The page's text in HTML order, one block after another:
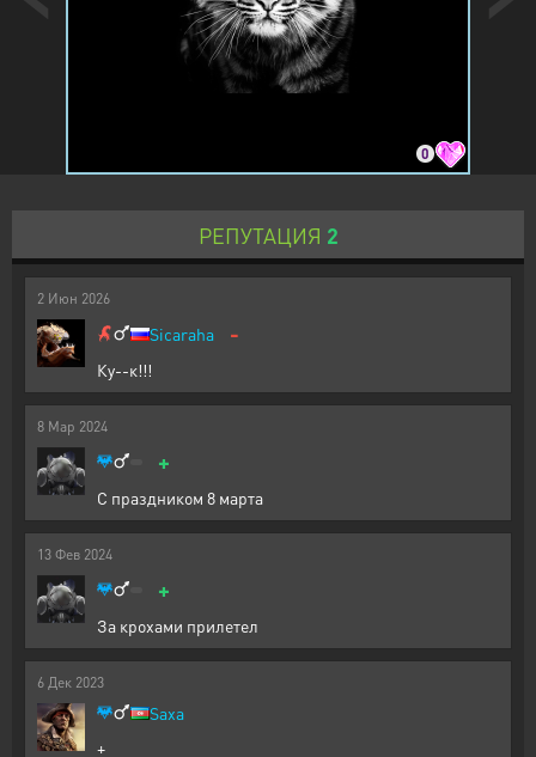
0
РЕПУТАЦИЯ 2
2 Июн 2026
Sicaraha -
Ку--к!!!
8 Мар 2024
+
С праздником 8 марта
13 Фев 2024
+
За крохами прилетел
6 Дек 2023
Saxa
+